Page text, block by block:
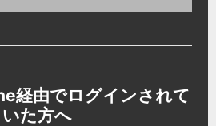
経由でログインされて
いた方へ